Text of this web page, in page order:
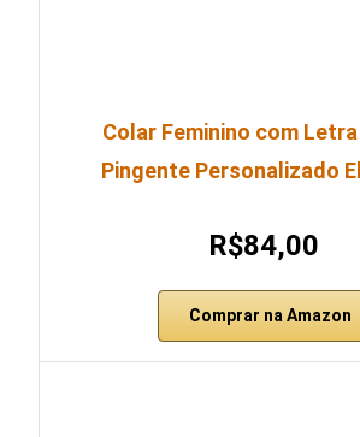
Colar Feminino com
Pingente Personalizado
R$84,00
Comprar na Amazon